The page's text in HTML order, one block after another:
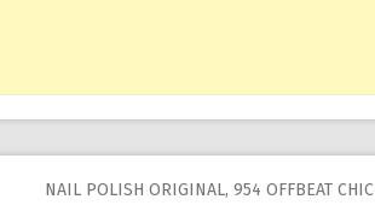
NAIL POLISH ORIGINAL, 954 OFFBEAT CHIC